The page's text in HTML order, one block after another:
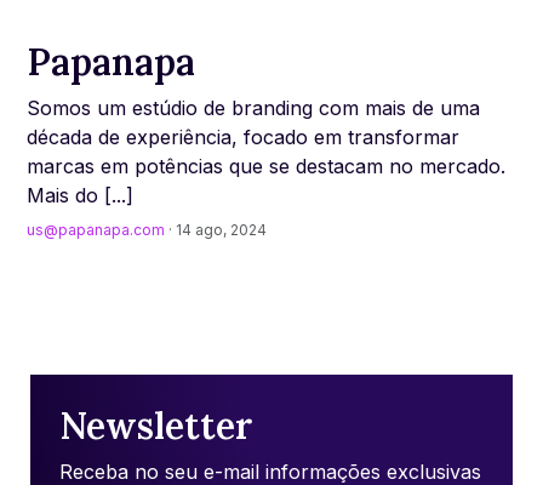
Papanapa
Somos um estúdio de branding com mais de uma
década de experiência, focado em transformar
marcas em potências que se destacam no mercado.
Mais do [...]
us@papanapa.com · 14 ago, 2024
Newsletter
Receba no seu e-mail informações exclusivas